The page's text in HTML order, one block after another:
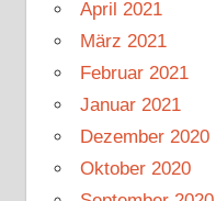
April 2021
März 2021
Februar 2021
Januar 2021
Dezember 2020
Oktober 2020